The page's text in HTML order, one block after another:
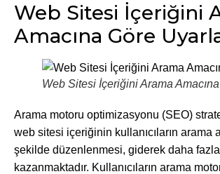
Web Sitesi İçeriğini
Amacına Göre
Web Sitesi İçeriğini Arama
Arama motoru optimizasyonu (SEO)
web sitesi içeriğinin kullanıcıların arama
şekilde düzenlenmesi, giderek daha
kazanmaktadır. Kullanıcıların arama